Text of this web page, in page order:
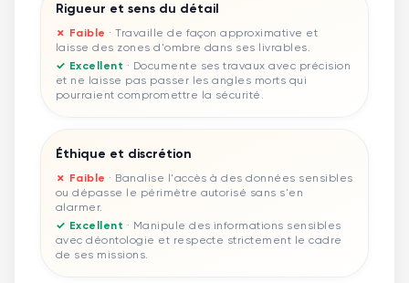
Rigueur et sens du détail
✗ Faible ·Travaille de façon approximative et
laisse des zones d'ombre dans ses livrables.
✓ Excellent · Documente ses travaux avec précision
et ne laisse pas passer les angles morts qui
pourraient compromettre la sécurité.
Éthique et discrétion
✗ Faible · Banalise l'accès à des données sensibles
ou dépasse le périmètre autorisé sans s'en
alarmer.
✓ Excellent · Manipule des informations sensibles
avec déontologie et respecte strictement le cadre
de ses missions.